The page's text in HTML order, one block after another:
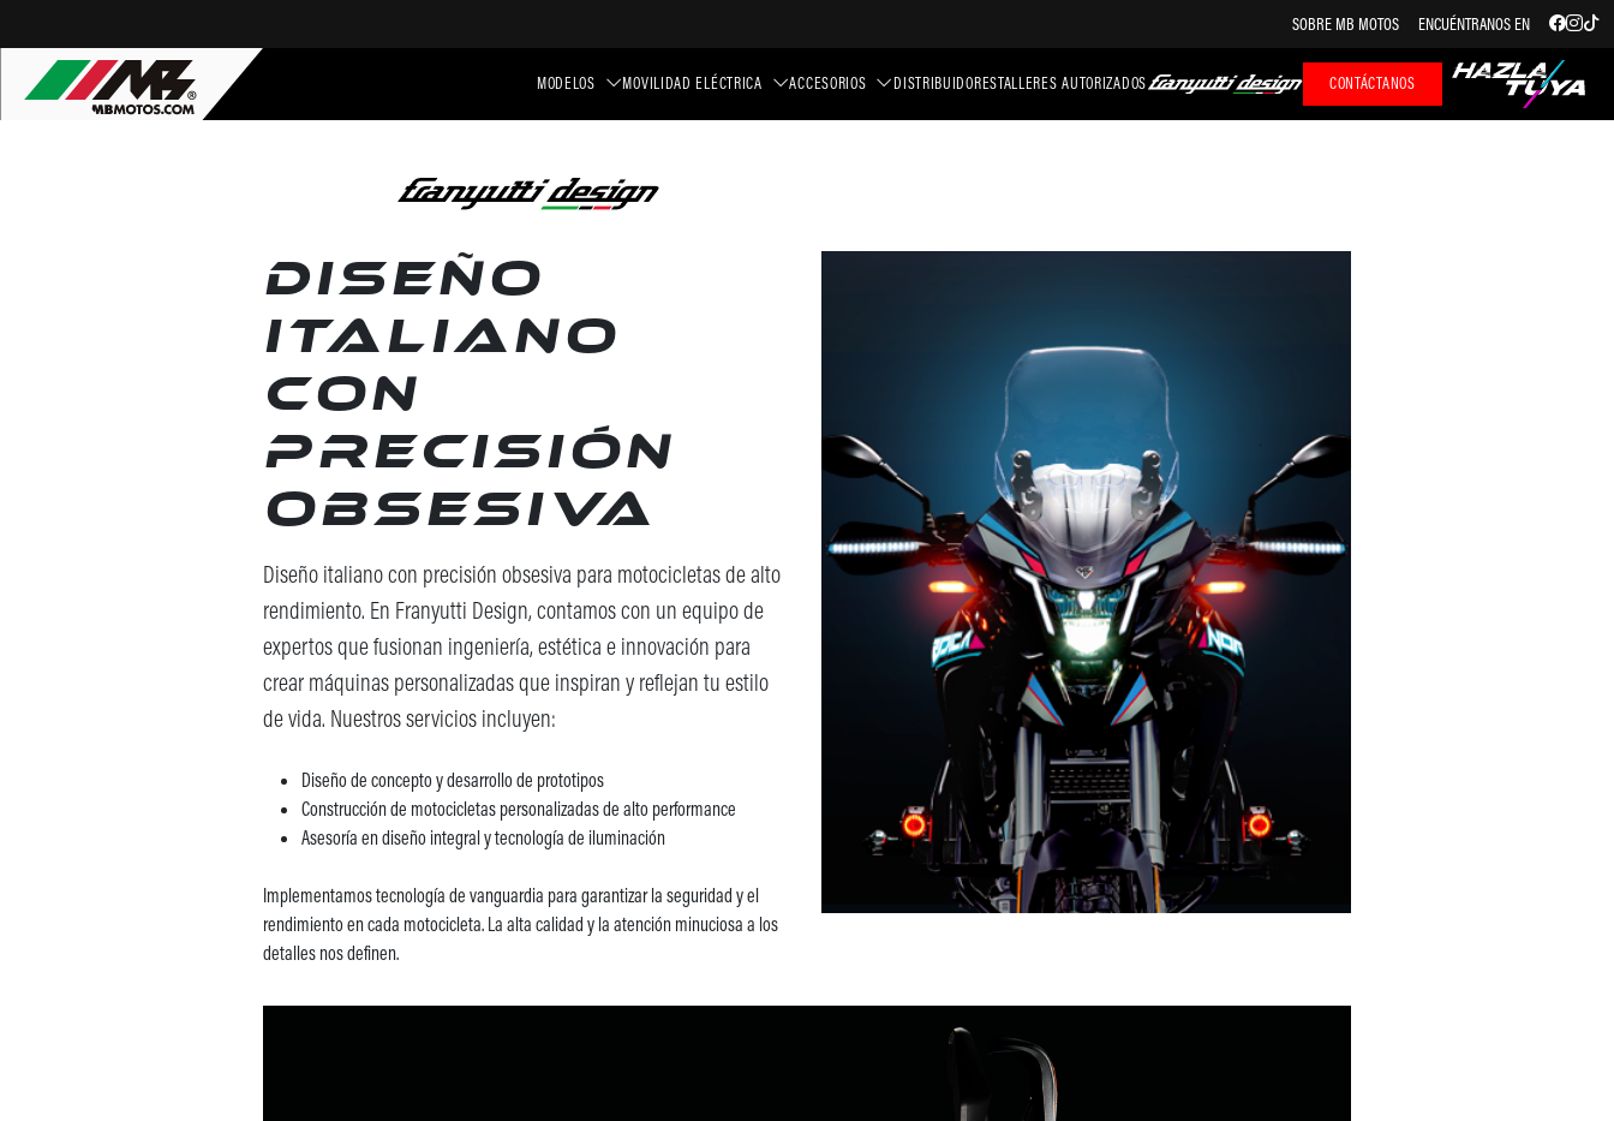
SOBRE MB MOTOS ENCUÉNTRANOS EN
MODELOS MOVILIDAD ELÉCTRICA ACCESORIOS DISTRIBUIDORESTALLERES AUTORIZADOS CONTÁCTANOS
DISEÑO
ITALIANO
CON
PRECISIÓN
OBSESIVA
Diseño italiano con precisión obsesiva para motocicletas de alto
rendimiento. En Franyutti Design, contamos con un equipo de
expertos que fusionan ingeniería, estética e innovación para
crear máquinas personalizadas que inspiran y reflejan tu estilo
de vida. Nuestros servicios incluyen:
Diseño de concepto y desarrollo de prototipos
Construcción de motocicletas personalizadas de alto performance
Asesoría en diseño integral y tecnología de iluminación
Implementamos tecnología de vanguardia para garantizar la seguridad y el
rendimiento en cada motocicleta. La alta calidad y la atención minuciosa a los
detalles nos definen.